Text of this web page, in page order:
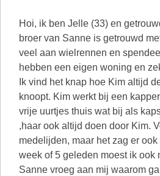
Hoi, ik ben Jelle (33) en
broer van Sanne is getrouwd
veel aan wielrennen en
hebben een eigen woning en
Ik vind het knap hoe Kim altijd
knoopt. Kim werkt bij een
vrije uurtjes thuis wat bij als
,haar ook altijd doen door Kim.
medelijden, maar het zag er
week of 5 geleden moest ik ook
Sanne vroeg aan mij waarom